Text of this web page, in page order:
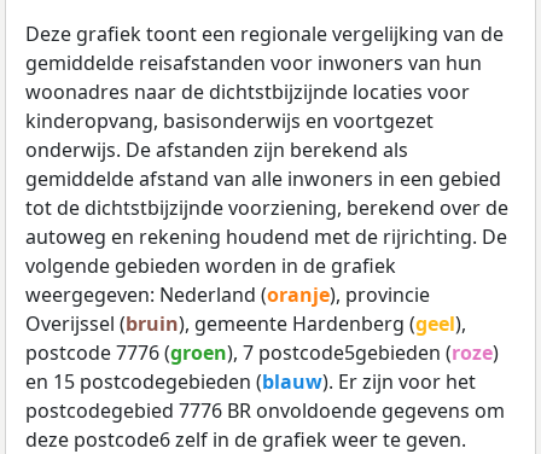
Deze grafiek toont een regionale vergelijking van de
gemiddelde reisafstanden voor inwoners van hun
woonadres naar de dichtstbijzijnde locaties voor
kinderopvang, basisonderwijs en voortgezet
onderwijs. De afstanden zijn berekend als
gemiddelde afstand van alle inwoners in een gebied
tot de dichtstbijzijnde voorziening, berekend over de
autoweg en rekening houdend met de rijrichting. De
volgende gebieden worden in de grafiek
weergegeven: Nederland (oranje), provincie
Overijssel (bruin), gemeente Hardenberg (geel),
postcode 7776 (groen), 7 postcode5gebieden (roze)
en 15 postcodegebieden (blauw). Er zijn voor het
postcodegebied 7776 BR onvoldoende gegevens om
deze postcode6 zelf in de grafiek weer te geven.